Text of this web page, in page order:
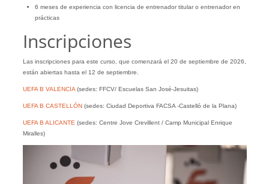
6 meses de experiencia con licencia de entrenador titular o entrenador en
prácticas
Inscripciones
Las inscripciones para este curso, que comenzará el 20 de septiembre de 2026,
están abiertas hasta el 12 de septiembre.
UEFA B VALENCIA(sedes: FFCV/ Escuelas San José-Jesuitas)
UEFA B CASTELLÓN (sedes: Ciudad Deportiva FACSA -Castelló de la Plana)
UEFA B ALICANTE (sedes: Centre Jove Crevillent / Camp Municipal Enrique
Miralles)